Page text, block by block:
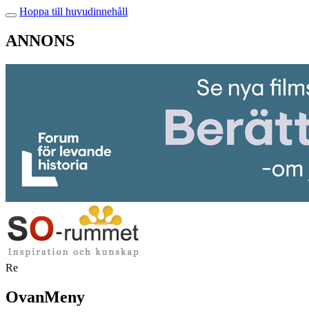
Hoppa till huvudinnehåll
ANNONS
Re
OvanMeny